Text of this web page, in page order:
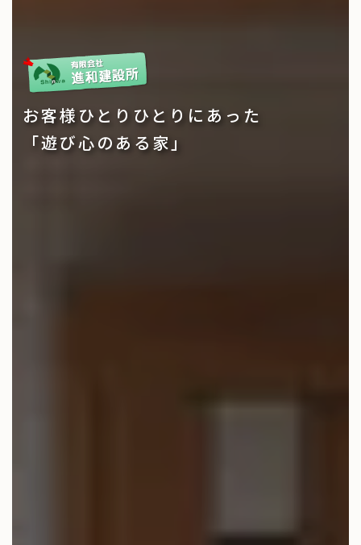
お客様ひとりひとりにあった
「遊び心のある家」